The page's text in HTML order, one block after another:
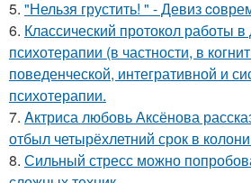
5. "Нельзя грустить! " - Девиз
6. Классический протокол работы в
психотерапии (в частности, в
поведенческой, интегративной и
психотерапии.
7. Aктриса любовь Аксёнова
отбыл четырёхлетний срок в
8. Сильный стресс можно